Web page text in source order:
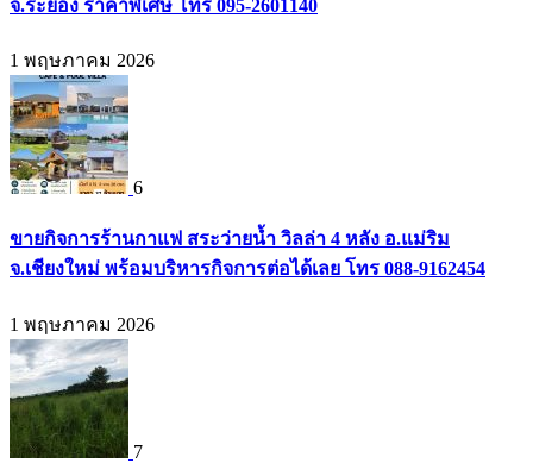
จ.ระยอง ราคาพิเศษ โทร 095-2601140
1 พฤษภาคม 2026
6
ขายกิจการร้านกาแฟ สระว่ายน้ำ วิลล่า 4 หลัง อ.แม่ริม
จ.เชียงใหม่ พร้อมบริหารกิจการต่อได้เลย โทร 088-9162454
1 พฤษภาคม 2026
7